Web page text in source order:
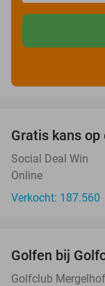
Gratis kans
Social Deal Win
Online
Verkocht: 187.560
Golfen bij
Golfclub Mergelhof